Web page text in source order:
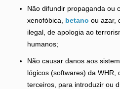
Não difundir propaganda ou
xenofóbica, betano ou azar,
ilegal, de apologia ao
humanos;
Não causar danos aos
lógicos (softwares) da WHR,
terceiros, para introduzir ou